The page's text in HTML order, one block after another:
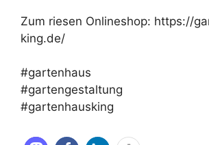
Zum riesen Onlineshop: https://
king.de/
#gartenhaus
#gartengestaltung
#gartenhausking